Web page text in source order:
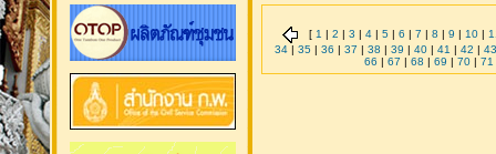
[ 1 | 2 | 3 | 4| 5| 6 | 7 | 8 | 9 | 10|
34 | 35 | 36 | 37 | 38 | 39 | 40 | 41 | 42 | 43
66 | 67 | 68 | 69 | 70| 71